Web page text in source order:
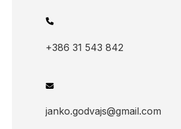
+386 31 543 842
janko.godvajs@gmail.com